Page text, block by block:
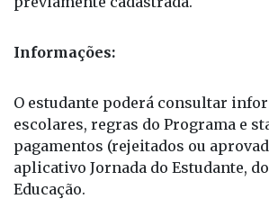
cartão, utilizando a identificação
O estudante poderá consultar
escolares, regras do Programa e
pagamentos (rejeitados ou